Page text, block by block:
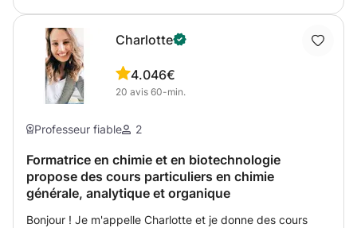
beaucoup de logique, ce qui n'est parfois pas inné !
J'enseigne évidemment pour les 8 matières.
Charlotte
4.0
20 avis
46€
60-min.
Professeur fiable 2
Formatrice en chimie et en biotechnologie
propose des cours particuliers en chimie
générale, analytique et organique
Bonjour ! Je m'appelle Charlotte et je donne des cours